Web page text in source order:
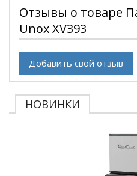
Отзывы о товаре
Unox XV393
Добавить свой отзыв
НОВИНКИ